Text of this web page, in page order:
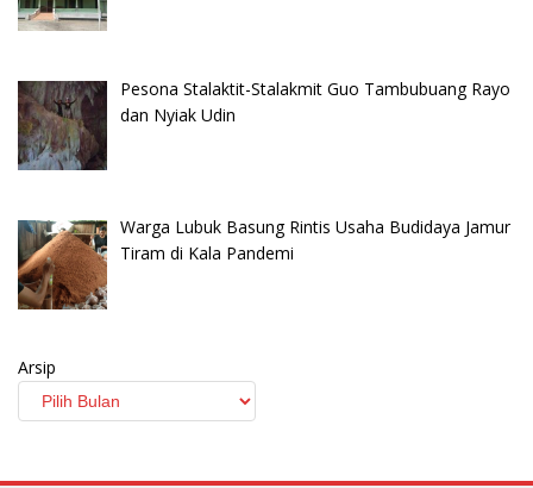
Pesona Stalaktit-Stalakmit Guo Tambubuang Rayo
dan Nyiak Udin
Warga Lubuk Basung Rintis Usaha Budidaya Jamur
Tiram di Kala Pandemi
Arsip